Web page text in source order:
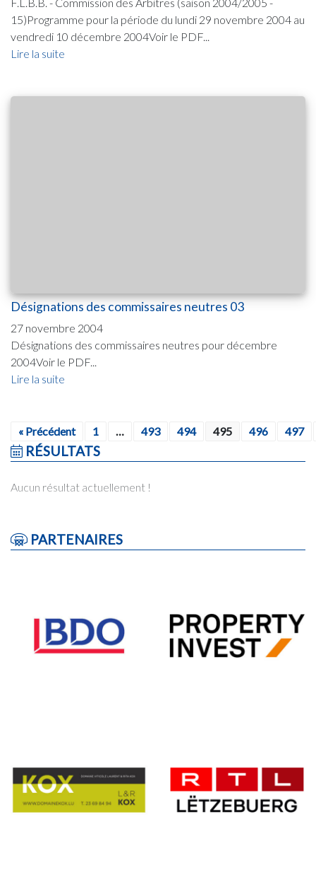
15)Programme pour la période du lundi 29 novembre 2004 au
vendredi 10 décembre 2004Voir le PDF...
Lire la suite
Désignations des commissaires neutres 03
27 novembre 2004
Désignations des commissaires neutres pour décembre
2004Voir le PDF...
Lire la suite
« Précédent 1 … 493 494 495 496 497
RÉSULTATS
Aucun résultat actuellement !
PARTENAIRES